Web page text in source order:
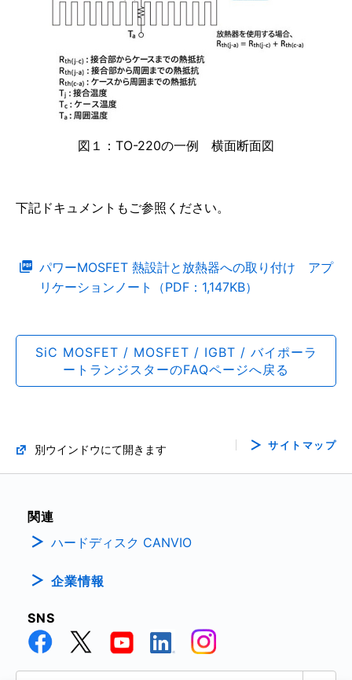
図１：TO-220の一例 横面断面図
下記ドキュメントもご参照ください。
パワーMOSFET 熱設計と放熱器への取り付け アプ
リケーションノート（PDF：1,147KB）
SiC MOSFET / MOSFET / IGBT / バイポーラ
ートランジスターのFAQページへ戻る
別ウインドウにて開きます サイトマップ
関連
ハードディスク CANVIO
企業情報
SNS